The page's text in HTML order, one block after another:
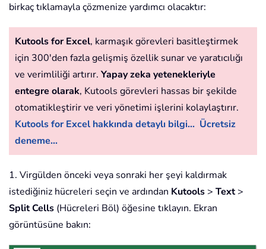
birkaç tıklamayla çözmenize yardımcı olacaktır:
Kutools for Excel, karmaşık görevleri basitleştirmek
için 300'den fazla gelişmiş özellik sunar ve yaratıcılığı
ve verimliliği artırır. Yapay zeka yetenekleriyle
entegre olarak, Kutools görevleri hassas bir şekilde
otomatikleştirir ve veri yönetimi işlerini kolaylaştırır.
Kutools for Excel hakkında detaylı bilgi... Ücretsiz
deneme...
1. Virgülden önceki veya sonraki her şeyi kaldırmak
istediğiniz hücreleri seçin ve ardından Kutools > Text>
Split Cells (Hücreleri Böl) öğesine tıklayın. Ekran
görüntüsüne bakın: